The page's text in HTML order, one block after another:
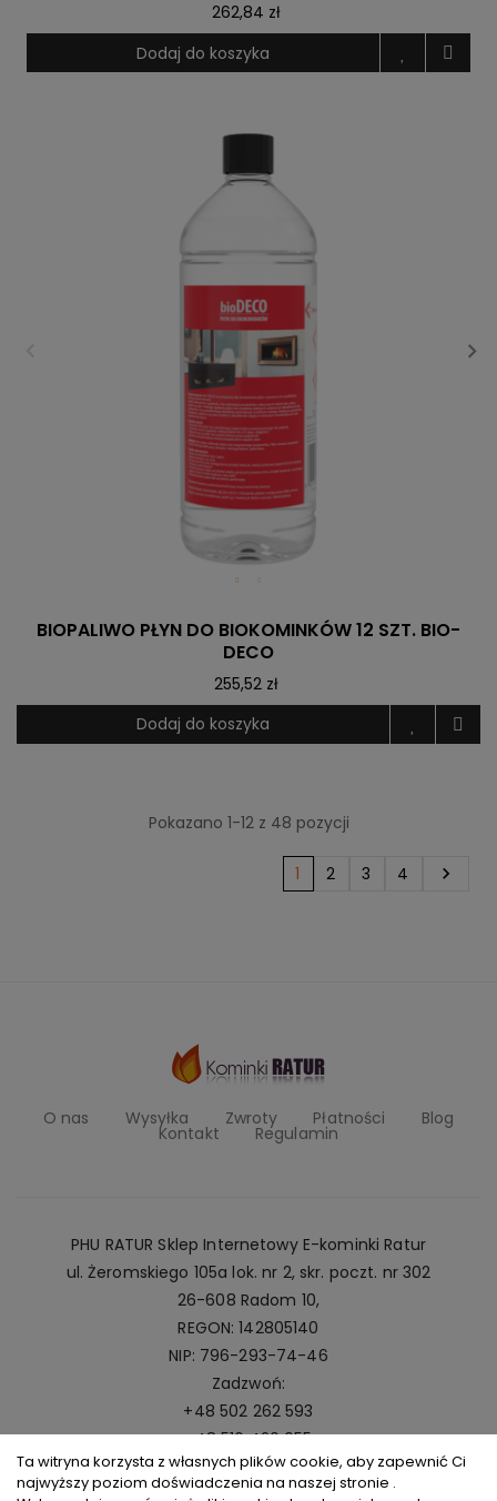
262,84 zł
Dodaj do koszyka
BIOPALIWO PŁYN DO BIOKOMINKÓW 12 SZT. BIO-
DECO
255,52 zł
Dodaj do koszyka
Pokazano 1-12 z 48 pozycji
1 2 3 4 
O nas Wysyłka Zwroty Płatności Blog
Kontakt Regulamin
PHU RATUR Sklep Internetowy E-kominki Ratur
ul. Żeromskiego 105a lok. nr 2, skr. poczt. nr 302
26-608 Radom 10,
REGON: 142805140
NIP: 796-293-74-46
Zadzwoń:
+48 502 262 593
+48 516 420 055
Napisz:
kominki@ratur.pl
Ta witryna korzysta z własnych plików cookie, aby zapewnić Ci
najwyższy poziom doświadczenia na naszej stronie .